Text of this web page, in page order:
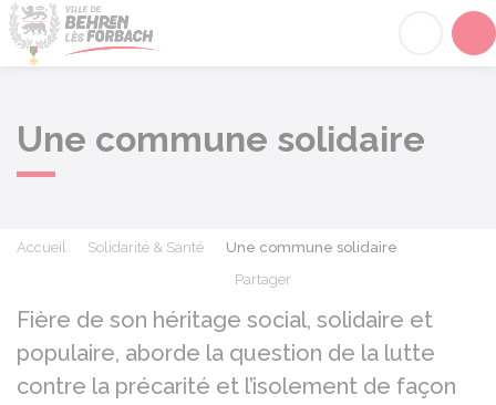
Une commune solidaire
Accueil Solidarité & Santé
Une commune solidaire
Partager
Fière de son héritage social, solidaire et
populaire, aborde la question de la lutte
contre la précarité et l’isolement de façon